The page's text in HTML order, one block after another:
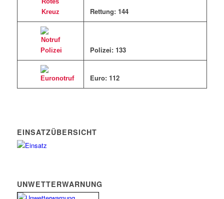
Rettung: 144
Polizei: 133
Euro: 112
EINSATZÜBERSICHT
UNWETTERWARNUNG